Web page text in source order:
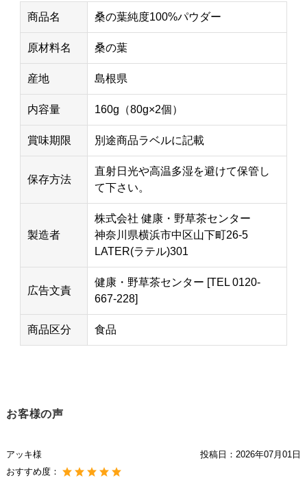
商品名 桑の葉純度100%パウダー
原材料名 桑の葉
産地 島根県
内容量 160g（80g×2個）
賞味期限 別途商品ラベルに記載
保存方法
直射日光や高温多湿を避けて保管し
て下さい。
製造者
株式会社 健康・野草茶センター
神奈川県横浜市中区山下町26-5
LATER(ラテル)301
広告文責
健康・野草茶センター [TEL 0120-
667-228]
商品区分 食品
お客様の声
アッキ様 投稿日： 2026年07月01日
おすすめ度：